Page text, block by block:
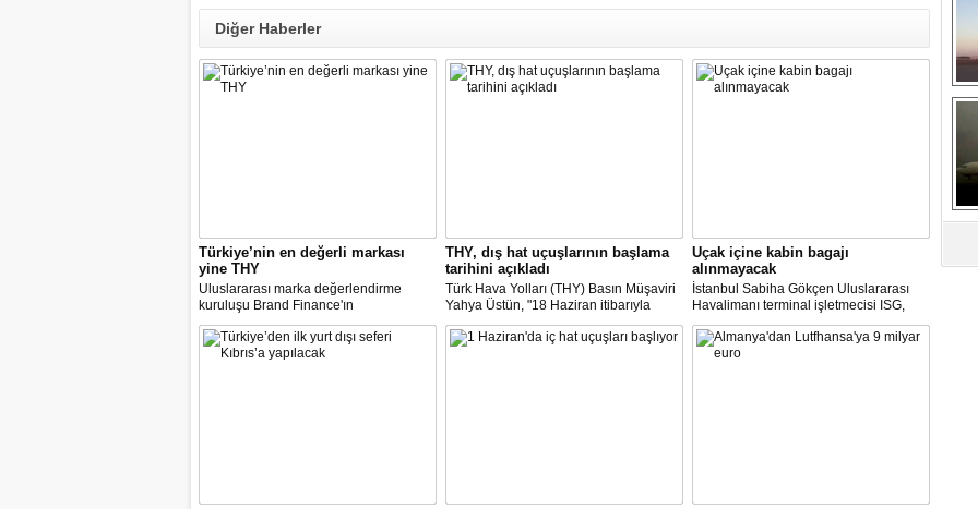
Diğer Haberler
Türkiye’nin en değerli markası
yine THY
Uluslararası marka değerlendirme
kuruluşu Brand Finance'ın
araştırmasına göre Türk Hava Yolları, 2
milyar dolara yaklaşan marka değeriyle
bu yıl da "Türkiye'nin en değerli
THY, dış hat uçuşlarının başlama
tarihini açıkladı
Türk Hava Yolları (THY) Basın Müşaviri
Yahya Üstün, "18 Haziran itibarıyla
Avrupa’daki 16 şehirden Anadolu’daki
14 noktaya direkt uçmaya başlayacağız"
Uçak içine kabin bagajı
alınmayacak
İstanbul Sabiha Gökçen Uluslararası
Havalimanı terminal işletmecisi ISG,
yarın başlayacak iç hat uçuşlarında
uçak içerisine kabin bagajı kabul
edilmeyeceğini duyurdu.